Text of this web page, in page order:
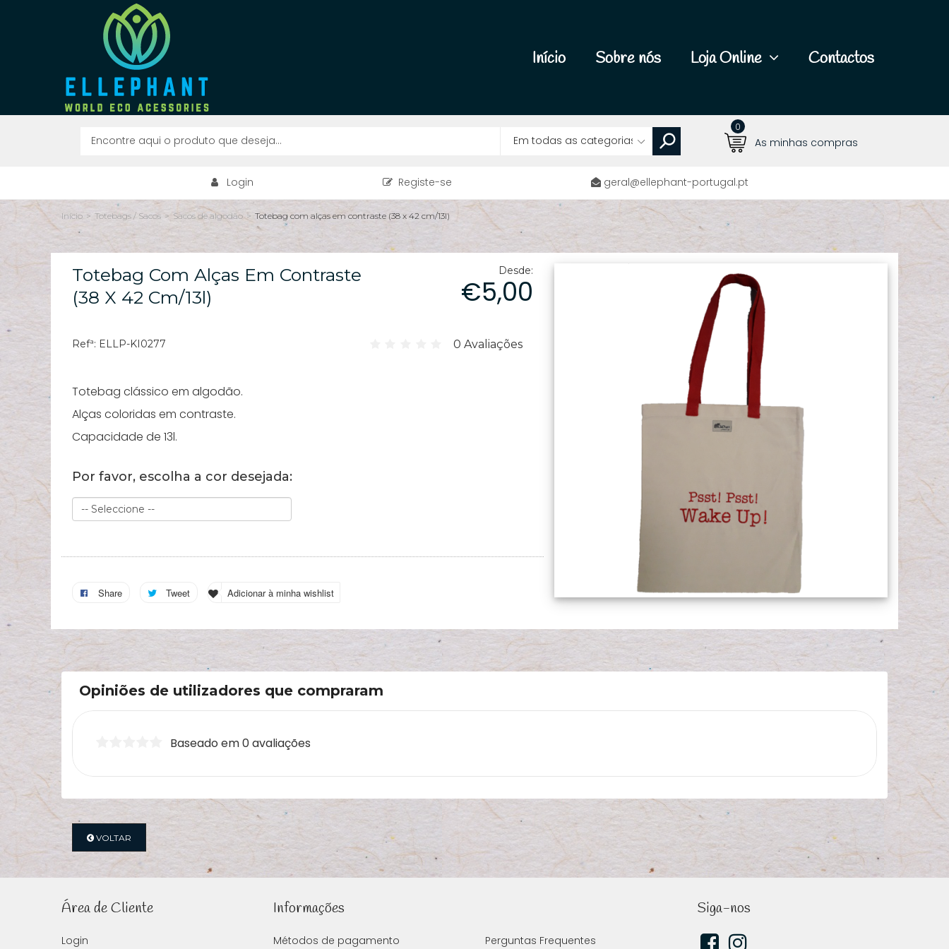
Início Sobre nós Loja Online Contactos
0
As minhas compras
Login Registe-se geral@ellephant-portugal.pt
Início > Totebags / Sacos > Sacos de algodão > Totebag com alças em contraste (38 x 42 cm/13l)
Totebag Com Alças Em Contraste
(38 X 42 Cm/13l)
Desde:
€5,00
Refª: ELLP-KI0277 0 Avaliações
Totebag clássico em algodão.
Alças coloridas em contraste.
Capacidade de 13l.
Por favor, escolha a cor desejada:
Share Tweet Adicionar à minha wishlist
Opiniões de utilizadores que compraram
Baseado em 0 avaliações
VOLTAR
Área de Cliente
Login
Informações
Métodos de pagamento Perguntas Frequentes
Siga-nos